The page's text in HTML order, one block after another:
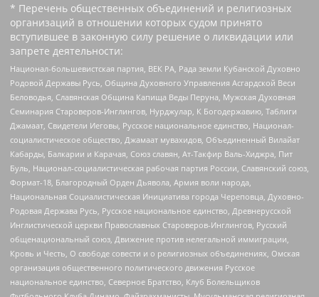
* Перечень общественных объединений и религиозных
организаций в отношении которых судом принято
вступившее в законную силу решение о ликвидации или
запрете деятельности:
Национал-большевистская партия, ВЕК РА, Рада земли Кубанской Духовно
Родовой Державы Русь, Община Духовного Управления Асгардской Веси
Беловодья, Славянская Община Капища Веды Перуна, Мужская Духовная
Семинария Староверов-Инглингов, Нурджулар, К Богодержавию, Таблиги
Джамаат, Свидетели Иеговы, Русское национальное единство, Национал-
социалистическое общество, Джамаат мувахидов, Объединенный Вилайат
Кабарды, Балкарии и Карачая, Союз славян, Ат-Такфир Валь-Хиджра, Пит
Буль, Национал-социалистическая рабочая партия России, Славянский союз,
Формат-18, Благородный Орден Дьявола, Армия воли народа,
Национальная Социалистическая Инициатива города Череповца, Духовно-
Родовая Держава Русь, Русское национальное единство, Древнерусской
Инглистической церкви Православных Староверов-Инглингов, Русский
общенациональный союз, Движение против нелегальной иммиграции,
Кровь и Честь, О свободе совести и о религиозных объединениях, Омская
организация общественного политического движения Русское
национальное единство, Северное Братство, Клуб Болельщиков